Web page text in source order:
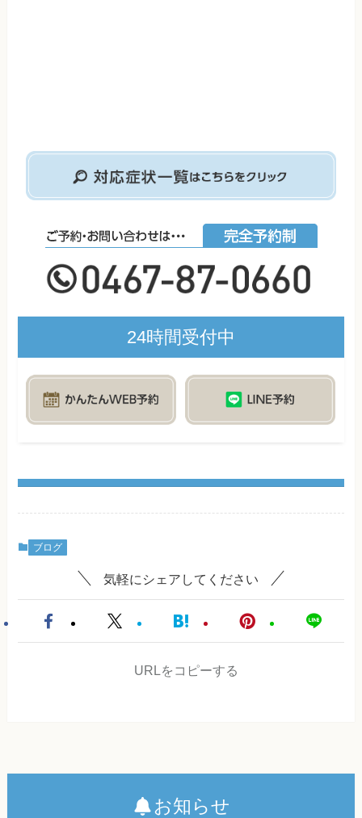
24時間受付中
ブログ
気軽にシェアしてください
URLをコピーする
お知らせ